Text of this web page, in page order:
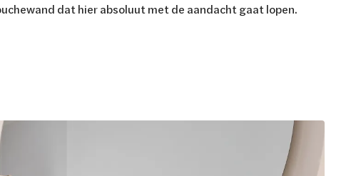
dat hier absoluut met de aandacht gaat lopen.